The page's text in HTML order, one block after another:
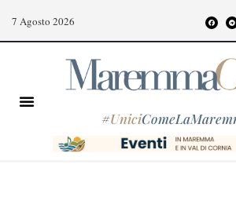
7 Agosto 2026
#Unici